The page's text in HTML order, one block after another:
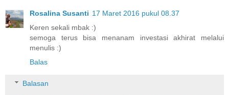
Rosalina Susanti 17 Maret 2016 pukul 08.37
Keren sekali mbak :)
semoga terus bisa menanam investasi akhirat melalui
menulis :)
Balas
Balasan